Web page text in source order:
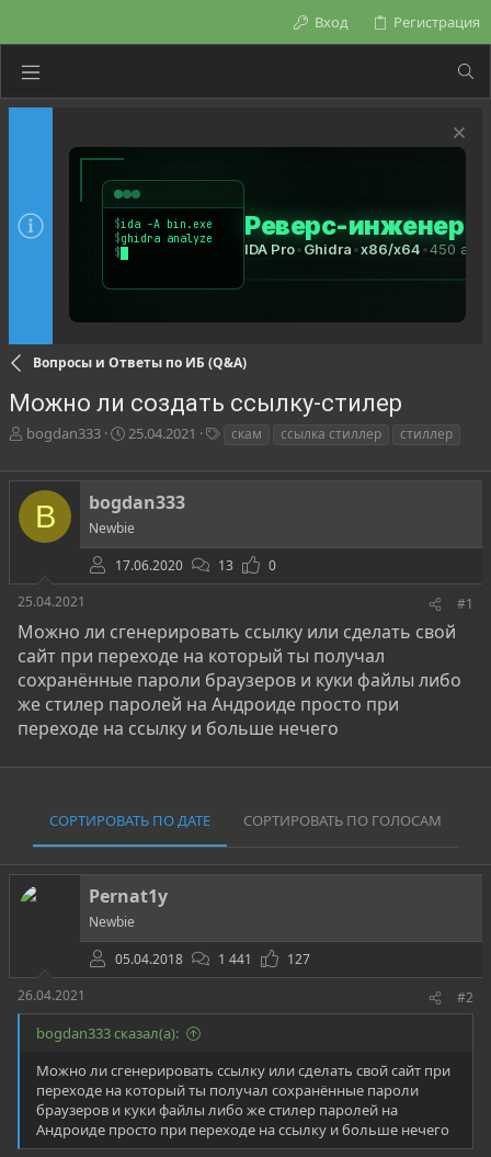
Вход Регистрация
Вопросы и Ответы по ИБ (Q&A)
Можно ли создать ссылку-стилер
А
т
о
т
ы
bogdan333
Д
т
а
н
а
ч
а
л
25.04.2021
г
скам ссылка стиллер стиллер
B bogdan333
Newbie
17.06.2020
13
0
25.04.2021
#1
Можно ли сгенерировать ссылку или сделать свой
сайт при переходе на который ты получал
сохранённые пароли браузеров и куки файлы либо
же стилер паролей на Андроиде просто при
переходе на ссылку и больше нечего
СОРТИРОВАТЬ ПО ДАТЕ СОРТИРОВАТЬ ПО ГОЛОСАМ
Pernat1y
Newbie
05.04.2018
1 441
127
26.04.2021
#2
bogdan333 сказал(а):
Можно ли сгенерировать ссылку или сделать свой сайт при
переходе на который ты получал сохранённые пароли
браузеров и куки файлы либо же стилер паролей на
Андроиде просто при переходе на ссылку и больше нечего